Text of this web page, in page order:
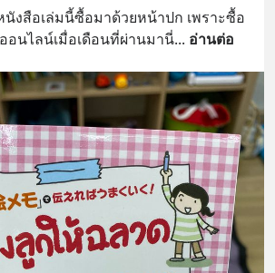
นังสือเล่มนี้ซื้อมาด้วยหน้าปก เพราะซื้อ
อนไลน์เมื่อเดือนที่ผ่านมานี่... อ่านต่อ